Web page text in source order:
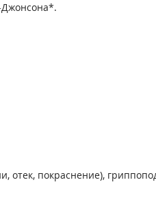
отек, покраснение),